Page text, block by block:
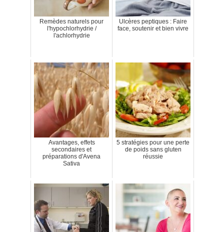
Remèdes naturels pour
l'hypochlorhydrie /
l'achlorhydrie
Ulcères peptiques : Faire
face, soutenir et bien vivre
Avantages, effets
secondaires et
préparations d'Avena
Sativa
5 stratégies pour une perte
de poids sans gluten
réussie